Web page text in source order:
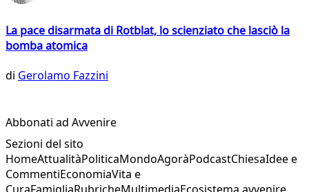
La pace disarmata di Rotblat, lo scienziato che lasciò la
bomba atomica
di Gerolamo Fazzini
Abbonati ad Avvenire
Sezioni del sito
HomeAttualitàPoliticaMondoAgoràPodcastChiesaIdee e
CommentiEconomiaVita e